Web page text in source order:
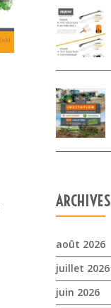
ARCHIVES
août 2026
juillet 2026
juin 2026